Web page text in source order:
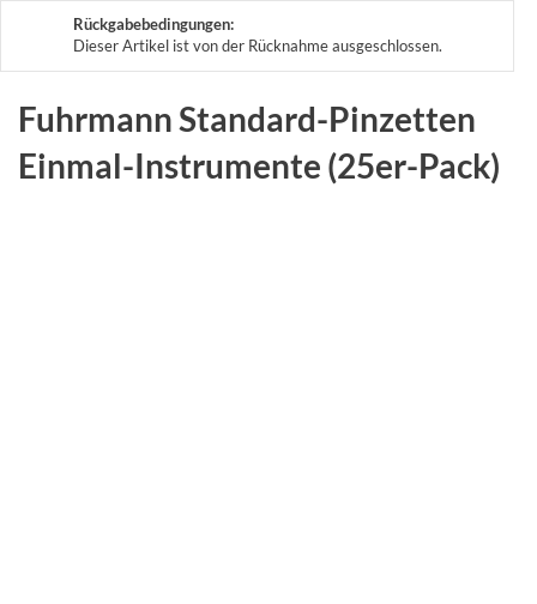
Rückgabebedingungen:
Dieser Artikel ist von der Rücknahme ausgeschlossen.
Fuhrmann Standard-Pinzetten
Einmal-Instrumente (25er-Pack)